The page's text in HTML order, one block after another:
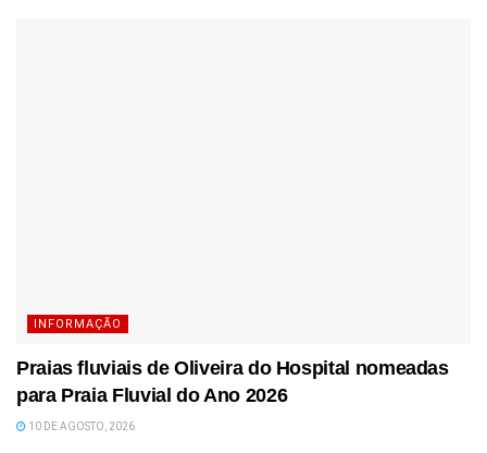
INFORMAÇÃO
Praias fluviais de Oliveira do Hospital nomeadas
para Praia Fluvial do Ano 2026
10 DE AGOSTO, 2026